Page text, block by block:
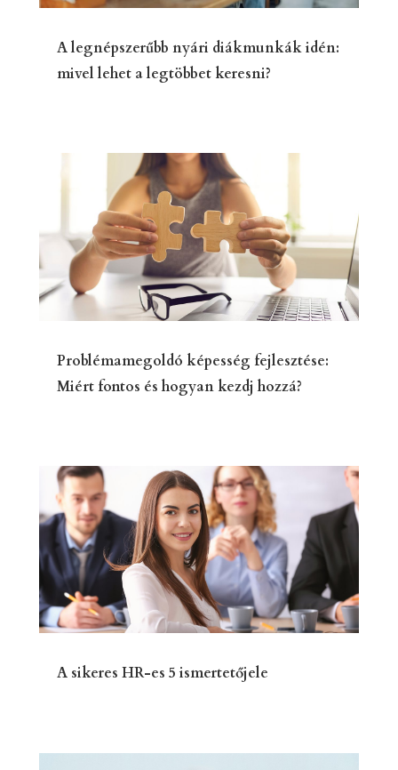
A legnépszerűbb nyári diákmunkák idén:
mivel lehet a legtöbbet keresni?
Problémamegoldó képesség fejlesztése:
Miért fontos és hogyan kezdj hozzá?
A sikeres HR-es 5 ismertetőjele